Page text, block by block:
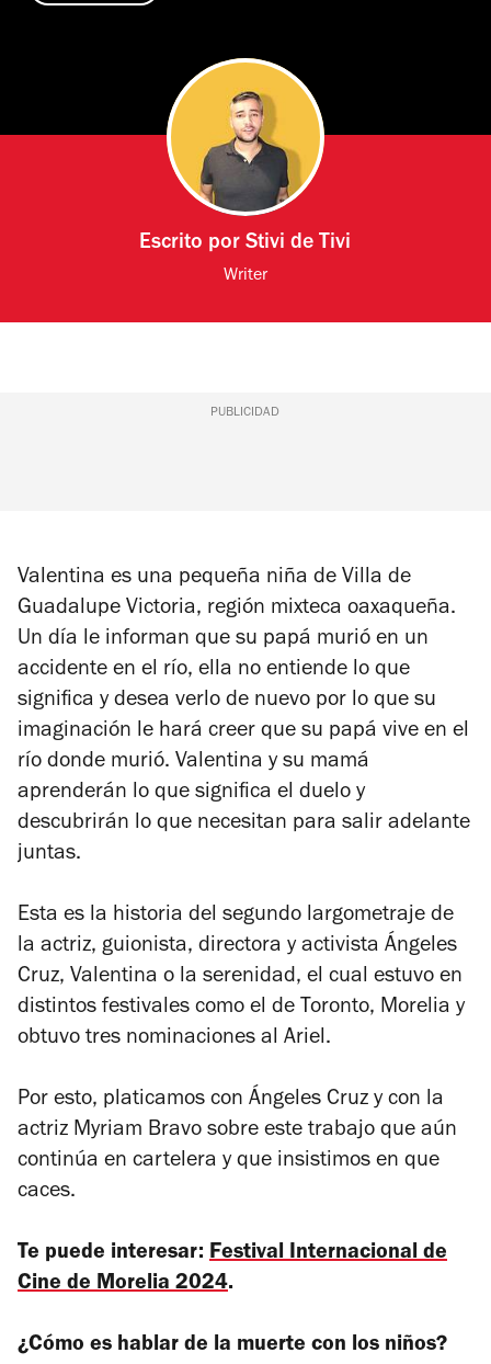
Escrito porStivi de Tivi
Writer
PUBLICIDAD
Valentina es una pequeña niña de Villa de
Guadalupe Victoria, región mixteca oaxaqueña.
Un día le informan que su papá murió en un
accidente en el río, ella no entiende lo que
significa y desea verlo de nuevo por lo que su
imaginación le hará creer que su papá vive en el
río donde murió. Valentina y su mamá
aprenderán lo que significa el duelo y
descubrirán lo que necesitan para salir adelante
juntas. ​
Esta es la historia del segundo largometraje de
la actriz, guionista, directora y activista Ángeles
Cruz, Valentina o la serenidad, el cual estuvo en
distintos festivales como el de Toronto, Morelia y
obtuvo tres nominaciones al Ariel.
Por esto, platicamos con Ángeles Cruz y con la
actriz Myriam Bravo sobre este trabajo que aún
continúa en cartelera y que insistimos en que
caces.
Te puede interesar: Festival Internacional de
Cine de Morelia 2024.
¿Cómo es hablar de la muerte con los niños?